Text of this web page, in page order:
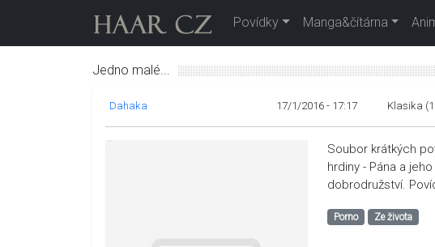
Povídky Manga&čítárna
Jedno malé...
Dahaka 17/1/2016 - 17:17 Klasika
Soubor krátkých
hrdiny - Pána a
dobrodružství.
Porno Ze života